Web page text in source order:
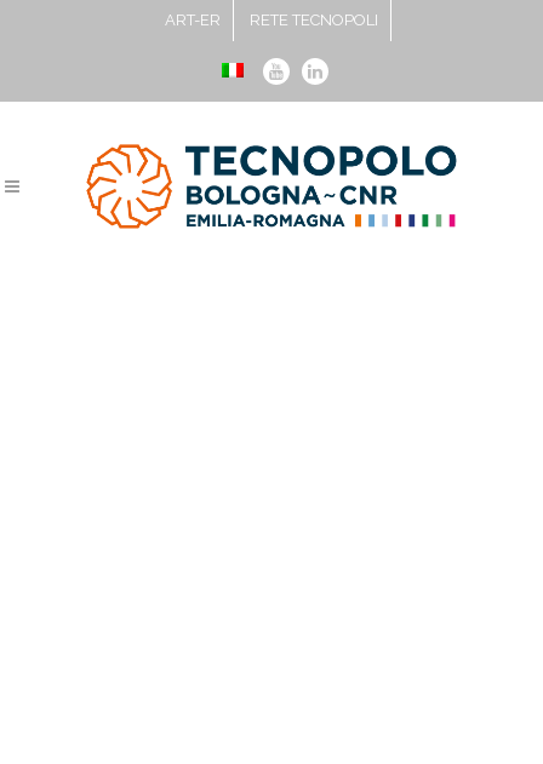
ART-ER RETE TECNOPOLI